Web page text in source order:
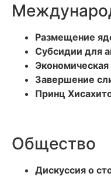
Размещение
Субсидии для
Завершение
Принц
Общество
Дискуссия о